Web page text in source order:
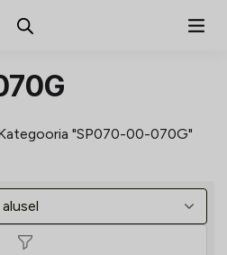
"SP070-00-070G"